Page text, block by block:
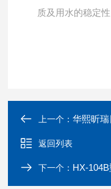
质及用水的稳定性
上一个：华熙昕
返回列表
下一个： HX-104B